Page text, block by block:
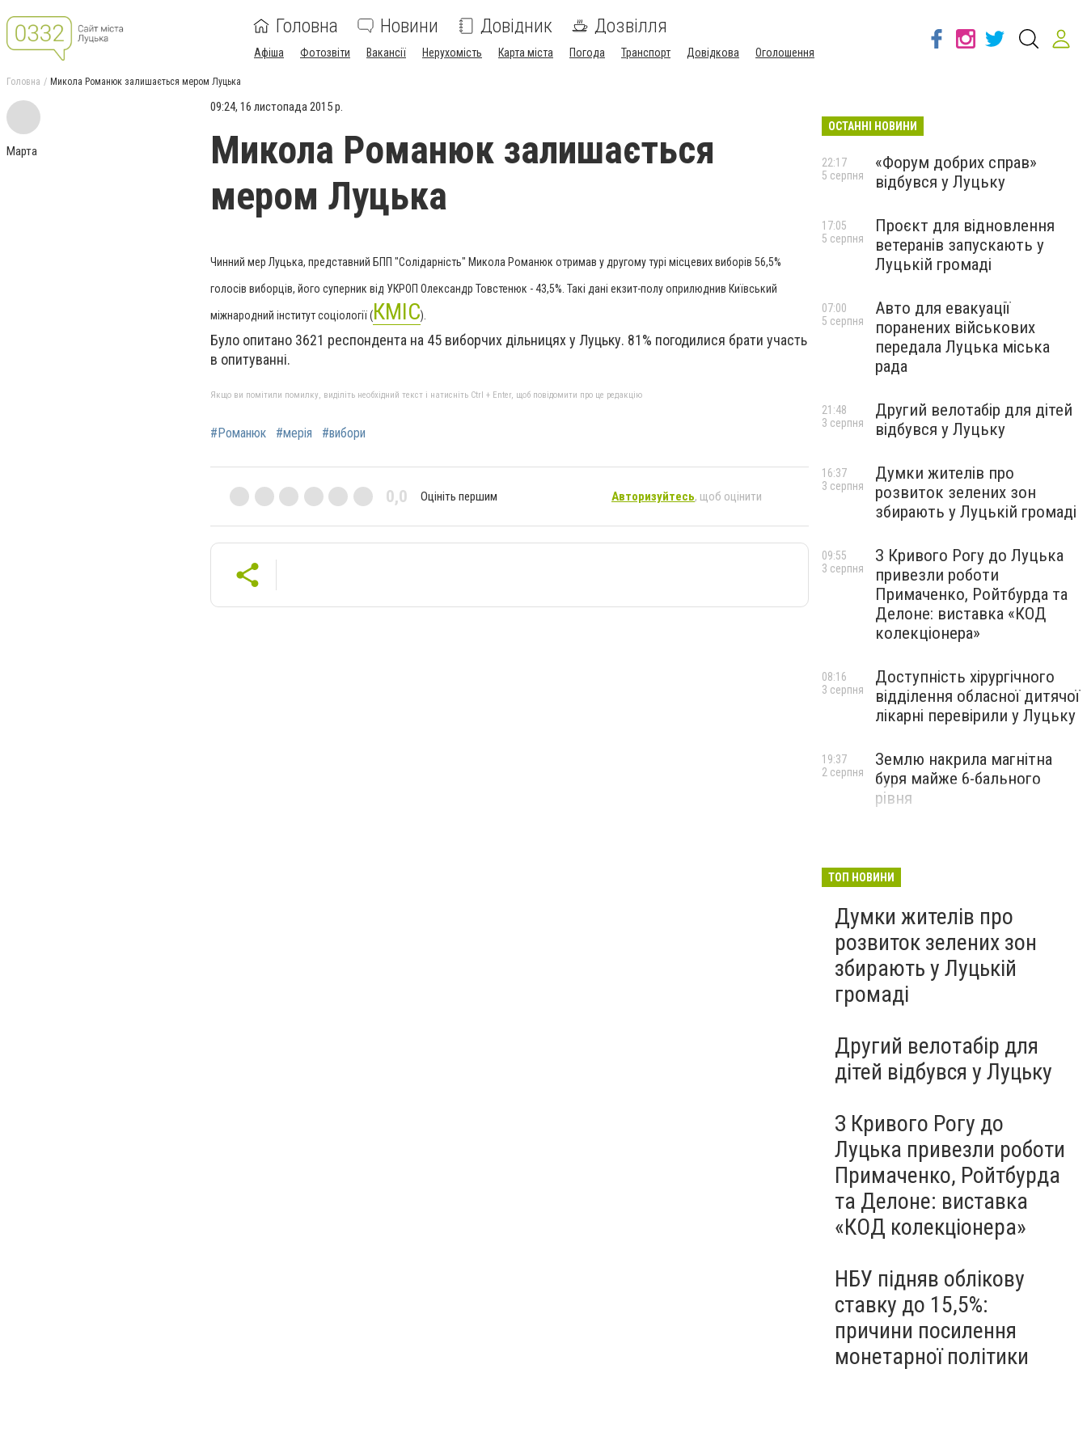
Головна Новини Довідник Дозвілля
Афіша Фотозвіти Вакансії Нерухомість Карта міста Погода Транспорт Довідкова Оголошення
Головна Микола Романюк залишається мером Луцька
Марта
09:24, 16 листопада 2015 р.
Микола Романюк залишається
мером Луцька
Чинний мер Луцька, представний БПП "Солідарність" Микола Романюк отримав у другому турі місцевих виборів 56,5%
голосів виборців, його суперник від УКРОП Олександр Товстенюк - 43,5%. Такі дані екзит-полу оприлюднив Київський
міжнародний інститут соціології (КМІС).
Було опитано 3621 респондента на 45 виборчих дільницях у Луцьку. 81% погодилися брати участь
в опитуванні.
Якщо ви помітили помилку, виділіть необхідний текст і натисніть Ctrl + Enter, щоб повідомити про це редакцію
#Романюк #мерія #вибори
0,0 Оцініть першим Авторизуйтесь, щоб оцінити
ОСТАННІ НОВИНИ
«Форум добрих справ»
відбувся у Луцьку
22:17
5 серпня
Проєкт для відновлення
ветеранів запускають у
Луцькій громаді
17:05
5 серпня
Авто для евакуації
поранених військових
передала Луцька міська
рада
07:00
5 серпня
Другий велотабір для дітей
відбувся у Луцьку
21:48
3 серпня
Думки жителів про
розвиток зелених зон
збирають у Луцькій громаді
16:37
3 серпня
З Кривого Рогу до Луцька
привезли роботи
Примаченко, Ройтбурда та
Делоне: виставка «КОД
колекціонера»
09:55
3 серпня
Доступність хірургічного
відділення обласної дитячої
лікарні перевірили у Луцьку
08:16
3 серпня
Землю накрила магнітна
буря майже 6-бального
рівня
19:37
2 серпня
ТОП НОВИНИ
Думки жителів про
розвиток зелених зон
збирають у Луцькій
громаді
Другий велотабір для
дітей відбувся у Луцьку
З Кривого Рогу до
Луцька привезли роботи
Примаченко, Ройтбурда
та Делоне: виставка
«КОД колекціонера»
НБУ підняв облікову
ставку до 15,5%:
причини посилення
монетарної політики